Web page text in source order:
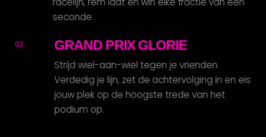
seconde.
03 GRAND PRIX GLORIE
Strijd wiel-aan-wiel tegen je vrienden.
Verdedig je lijn, zet de achtervolging in en eis
jouw plek op de hoogste trede van het
podium op.